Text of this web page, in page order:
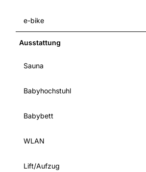
e-bike
Ausstattung
Sauna
Babyhochstuhl
Babybett
WLAN
Lift/Aufzug